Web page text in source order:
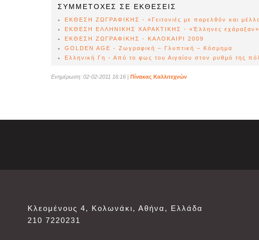
ΣΥΜΜΕΤΟΧΕΣ ΣΕ ΕΚΘΕΣΕΙΣ
ΕΚΘΕΣΗ ΖΩΓΡΑΦΙΚΗΣ - «Γειτονιές με παρελθόν και
ΕΚΘΕΣΗ ΕΛΛΗΝΙΚΗΣ ΧΑΡΑΚΤΙΚΗΣ - «Έλληνες εχάραξαν»
ΕΚΘΕΣΗ ΖΩΓΡΑΦΙΚΗΣ - ΚΑΛΟΚΑΙΡΙ 2009
GOLDEN AGE - Ζωγραφική – Γλυπτική – Κόσμημα
Ελληνική Γη - Από το φως του Αιγαίου στον ρυθμό της
Ενημέρωση: 02-02-2011 16:16 | Πίνακας Καλλιτεχνών
Κλεομένους 4, Κολωνάκι, Αθήνα, Ελλάδα
210 7220231